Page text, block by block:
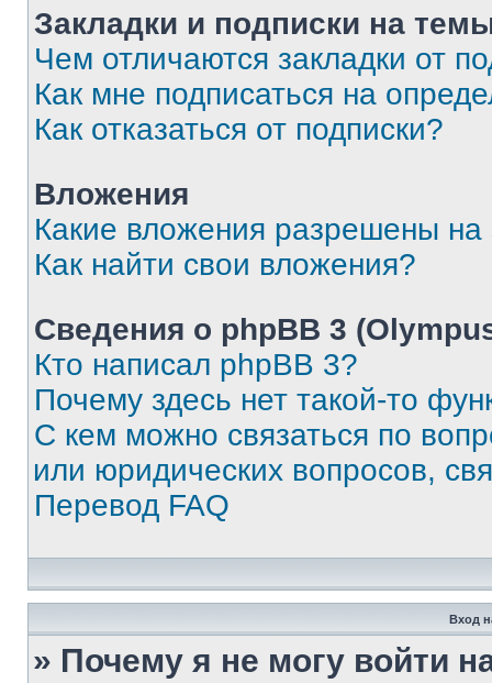
Закладки и подписки на
Чем отличаются закладки от
Как мне подписаться на
Как отказаться от подписки?
Вложения
Какие вложения разрешены
Как найти свои вложения?
Сведения о phpBB 3
Кто написал phpBB 3?
Почему здесь нет такой-то
С кем можно связаться по
или юридических вопросов,
Перевод FAQ
Вход
» Почему я не могу войти